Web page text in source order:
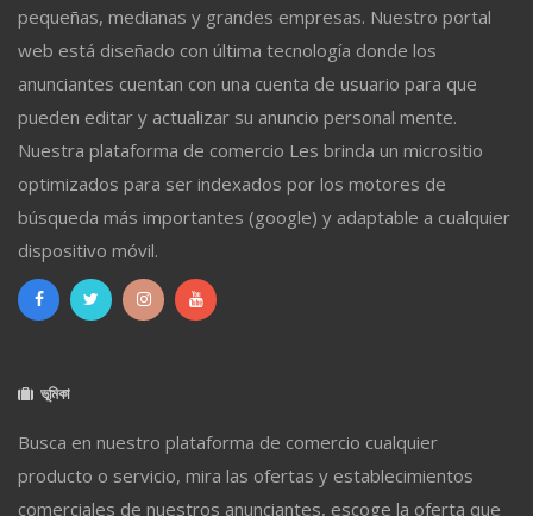
pequeñas, medianas y grandes empresas. Nuestro portal
web está diseñado con última tecnología donde los
anunciantes cuentan con una cuenta de usuario para que
pueden editar y actualizar su anuncio personal mente.
Nuestra plataforma de comercio Les brinda un micrositio
optimizados para ser indexados por los motores de
búsqueda más importantes (google) y adaptable a cualquier
dispositivo móvil.
ভূমিকা
Busca en nuestro plataforma de comercio cualquier
producto o servicio, mira las ofertas y establecimientos
comerciales de nuestros anunciantes, escoge la oferta que